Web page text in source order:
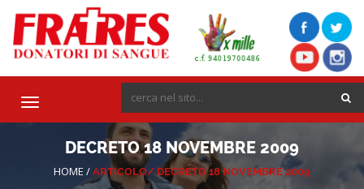
Toggle
DECRETO 18 NOVEMBRE 2009
HOME / ARTICOLO/ DECRETO 18 NOVEMBRE 2009